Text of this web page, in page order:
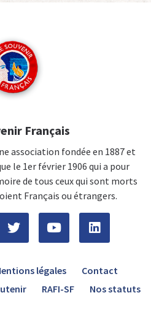
Français
association fondée en 1887 et
le 1er février 1906 qui a pour
de tous ceux qui sont morts
Français ou étrangers.
légales
Contact
RAFI-SF Nos statuts